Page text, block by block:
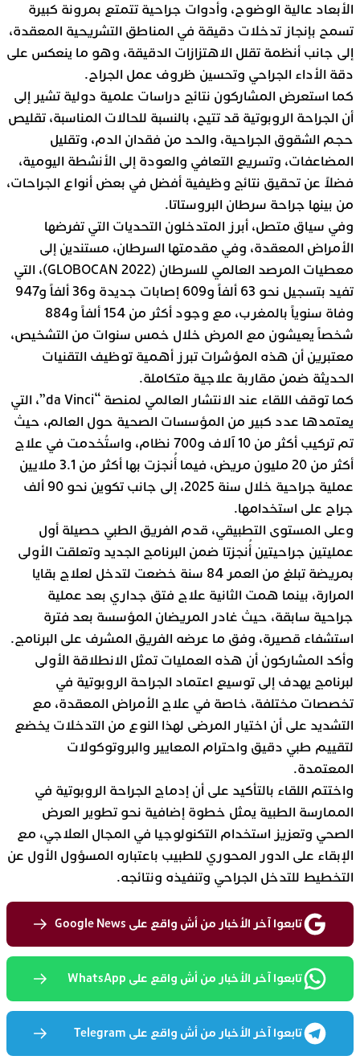
الأبعاد عالية الوضوح، وأدوات جراحية تتمتع بمرونة كبيرة
تسمح بإنجاز تدخلات دقيقة في المناطق التشريحية المعقدة،
إلى جانب أنظمة تقلل الاهتزازات الدقيقة، وهو ما ينعكس على
دقة الأداء الجراحي وتحسين ظروف عمل الجراح.
كما استعرض المشاركون نتائج دراسات علمية دولية تشير إلى
أن الجراحة الروبوتية قد تتيح، بالنسبة للحالات المناسبة، تقليص
حجم الشقوق الجراحية، والحد من فقدان الدم، وتقليل
المضاعفات، وتسريع التعافي والعودة إلى الأنشطة اليومية،
فضلاً عن تحقيق نتائج وظيفية أفضل في بعض أنواع الجراحات،
من بينها جراحة سرطان البروستاتا.
وفي سياق متصل، أبرز المتدخلون التحديات التي تفرضها
الأمراض المعقدة، وفي مقدمتها السرطان، مستندين إلى
معطيات المرصد العالمي للسرطان (GLOBOCAN 2022)، التي
تفيد بتسجيل نحو 63 ألفاً و609 إصابات جديدة و36 ألفاً و947
وفاة سنوياً بالمغرب، مع وجود أكثر من 154 ألفاً و884
شخصاً يعيشون مع المرض خلال خمس سنوات من التشخيص،
معتبرين أن هذه المؤشرات تبرز أهمية توظيف التقنيات
الحديثة ضمن مقاربة علاجية متكاملة.
كما توقف اللقاء عند الانتشار العالمي لمنصة “da Vinci”، التي
يعتمدها عدد كبير من المؤسسات الصحية حول العالم، حيث
تم تركيب أكثر من 10 آلاف و700 نظام، واستُخدمت في علاج
أكثر من 20 مليون مريض، فيما أُنجزت بها أكثر من 3.1 ملايين
عملية جراحية خلال سنة 2025، إلى جانب تكوين نحو 90 ألف
جراح على استخدامها.
وعلى المستوى التطبيقي، قدم الفريق الطبي حصيلة أول
عمليتين جراحيتين أُنجزتا ضمن البرنامج الجديد وتعلقت الأولى
بمريضة تبلغ من العمر 84 سنة خضعت لتدخل لعلاج بقايا
المرارة، بينما همت الثانية علاج فتق جداري بعد عملية
جراحية سابقة، حيث غادر المريضان المؤسسة بعد فترة
استشفاء قصيرة، وفق ما عرضه الفريق المشرف على البرنامج.
وأكد المشاركون أن هذه العمليات تمثل الانطلاقة الأولى
لبرنامج يهدف إلى توسيع اعتماد الجراحة الروبوتية في
تخصصات مختلفة، خاصة في علاج الأمراض المعقدة، مع
التشديد على أن اختيار المرضى لهذا النوع من التدخلات يخضع
لتقييم طبي دقيق واحترام المعايير والبروتوكولات
المعتمدة.
واختتم اللقاء بالتأكيد على أن إدماج الجراحة الروبوتية في
الممارسة الطبية يمثل خطوة إضافية نحو تطوير العرض
الصحي وتعزيز استخدام التكنولوجيا في المجال العلاجي، مع
الإبقاء على الدور المحوري للطبيب باعتباره المسؤول الأول عن
التخطيط للتدخل الجراحي وتنفيذه ونتائجه.
تابعوا آخر الأخبار من أش واقع على Google News
تابعوا آخر الأخبار من أش واقع على WhatsApp
تابعوا آخر الأخبار من أش واقع على Telegram